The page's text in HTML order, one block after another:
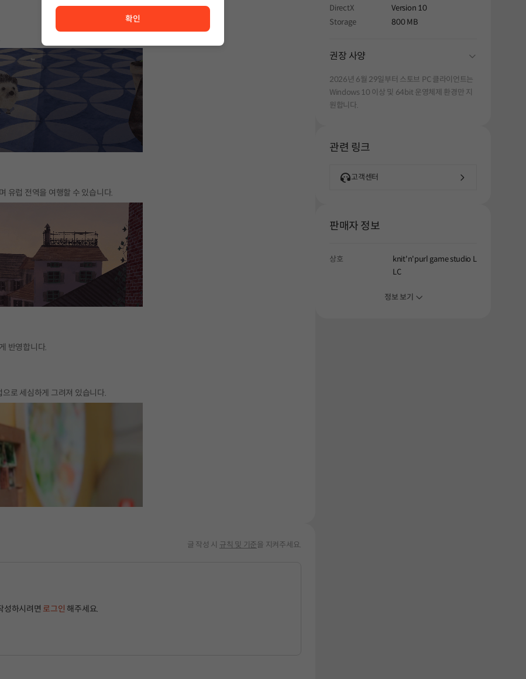
유럽 전역을 여행할 수 있습니다.
반영합니다.
로 세심하게 그려져 있습니다.
글 작성 시 규칙 및 기준을 지켜주세요.
성하시려면 로그인 해주세요.
DirectX
Version 10
Storage
800 MB
권장 사양 folding
2026년 6월 29일부터 스토브 PC 클라이언트는
Windows 10 이상 및 64bit 운영체제 환경만 지
원합니다.
관련 링크
고객센터
판매자 정보
상호
knit'n'purl game studio L
LC
정보 보기
확인